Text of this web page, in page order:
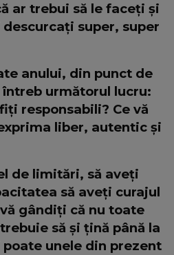
ar trebui să le faceți și
super, super
anului, din punct de
următorul lucru:
responsabili? Ce vă
liber, autentic și
de limitări, să aveți
să aveți curajul
gândiți că nu toate
să și țină până la
unele din prezent